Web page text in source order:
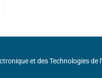
et des Technologies de